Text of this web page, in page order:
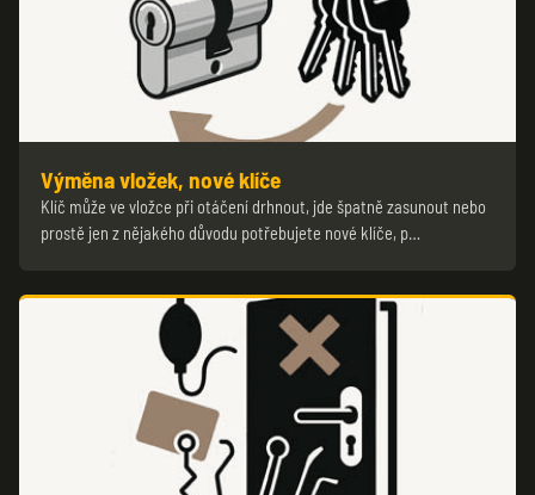
Výměna vložek, nové klíče
Klíč může ve vložce při otáčení drhnout, jde špatně zasunout nebo
prostě jen z nějakého důvodu potřebujete nové klíče, p…